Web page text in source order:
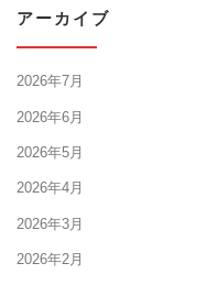
アーカイブ
2026年7月
2026年6月
2026年5月
2026年4月
2026年3月
2026年2月